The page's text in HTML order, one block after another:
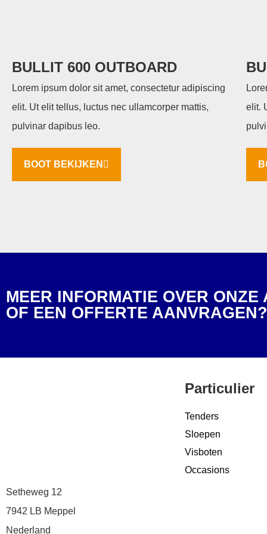
BULLIT 600 OUTBOARD
Lorem ipsum dolor sit amet, consectetur adipiscing
elit. Ut elit tellus, luctus nec ullamcorper mattis,
pulvinar dapibus leo.
BOOT BEKIJKEN
elit.
MEER INFORMATIE OVER
OF EEN OFFERTE AANVRAGEN?
Setheweg 12
7942 LB Meppel
Nederland
Particulier
Tenders
Sloepen
Visboten
Occasions